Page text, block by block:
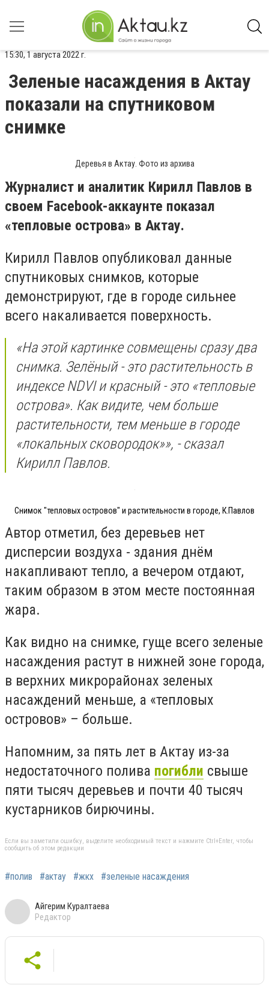
15:30, 1 августа 2022 г.
Зеленые насаждения в Актау
показали на спутниковом
снимке
Деревья в Актау. Фото из архива
Журналист и аналитик Кирилл Павлов в
своем Facebook-аккаунте показал
«тепловые острова» в Актау.
Кирилл Павлов опубликовал данные
спутниковых снимков, которые
демонстрируют, где в городе сильнее
всего накаливается поверхность.
«На этой картинке совмещены сразу два
снимка. Зелёный - это растительность в
индексе NDVI и красный - это «тепловые
острова». Как видите, чем больше
растительности, тем меньше в городе
«локальных сковородок»», - сказал
Кирилл Павлов.
Снимок "тепловых островов" и растительности в городе, К.Павлов
Автор отметил, без деревьев нет
дисперсии воздуха - здания днём
накапливают тепло, а вечером отдают,
таким образом в этом месте постоянная
жара.
Как видно на снимке, гуще всего зеленые
насаждения растут в нижней зоне города,
в верхних микрорайонах зеленых
насаждений меньше, а «тепловых
островов» – больше.
Напомним, за пять лет в Актау из-за
недостаточного полива погибли свыше
пяти тысяч деревьев и почти 40 тысяч
кустарников бирючины.
Если вы заметили ошибку, выделите необходимый текст и нажмите Ctrl+Enter, чтобы
сообщить об этом редакции
#полив #актау #жкх #зеленые насаждения
Айгерим Куралтаева
Редактор